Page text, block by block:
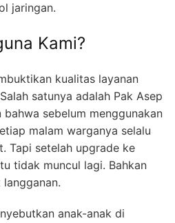
jaringan.
Kami?
kualitas layanan
satunya adalah Pak Asep
sebelum menggunakan
malam warganya selalu
Tapi setelah upgrade ke
tidak muncul lagi. Bahkan
anak-anak di